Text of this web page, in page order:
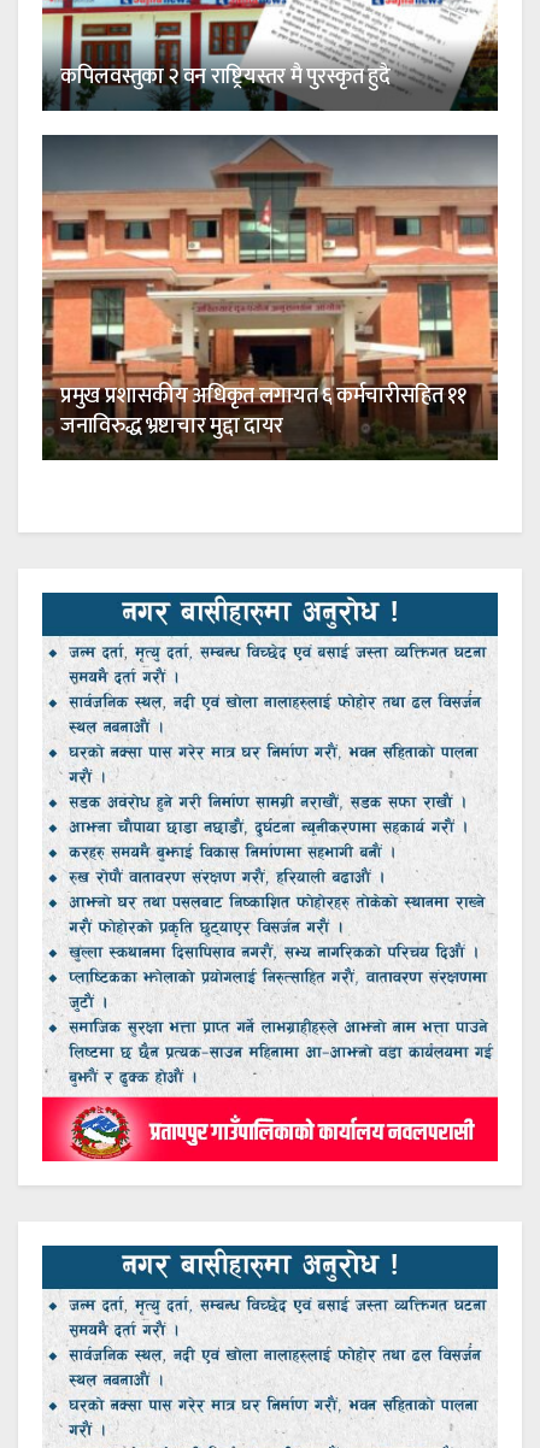
कपिलवस्तुका २ वन राष्ट्रियस्तर मै पुरस्कृत हुदै
प्रमुख प्रशासकीय अधिकृत लगायत ६ कर्मचारीसहित ११
जनाविरुद्ध भ्रष्टाचार मुद्दा दायर